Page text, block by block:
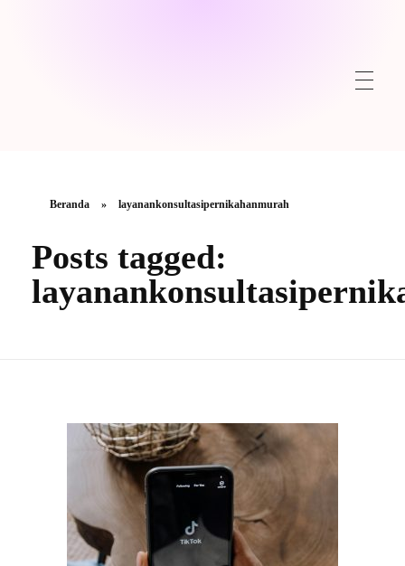
Beranda » layanankonsultasipernikahanmurah
Posts tagged: